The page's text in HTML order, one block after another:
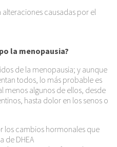
alteraciones causadas por el
la menopausia?
de la menopausia; y aunque
todos, lo más probable es
menos algunos de ellos, desde
hasta dolor en los senos o
los cambios hormonales que
de DHEA